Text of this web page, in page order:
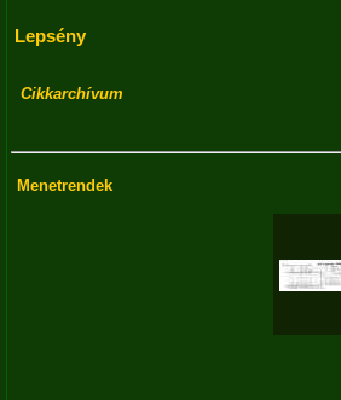
Lepsény
Cikkarchívum
Menetrendek